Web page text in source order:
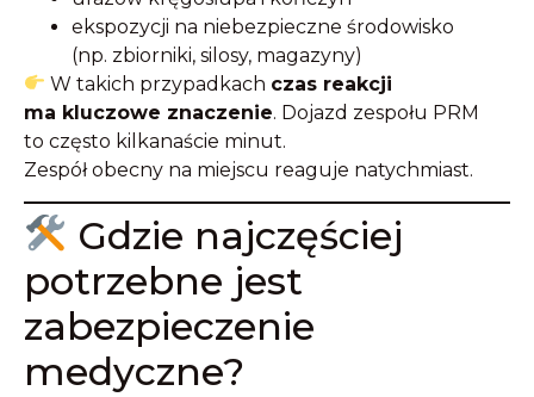
ekspozycji na niebezpieczne środowisko
(np. zbiorniki, silosy, magazyny)
W takich przypadkach czas reakcji
ma kluczowe znaczenie. Dojazd zespołu PRM
to często kilkanaście minut.
Zespół obecny na miejscu reaguje natychmiast.
Gdzie najczęściej
potrzebne jest
zabezpieczenie
medyczne?